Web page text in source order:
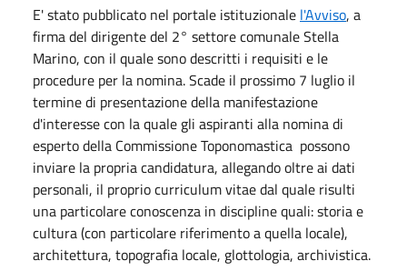
E' stato pubblicato nel portale istituzionale l'Avviso, a
firma del dirigente del 2° settore comunale Stella
Marino, con il quale sono descritti i requisiti e le
procedure per la nomina. Scade il prossimo 7 luglio il
termine di presentazione della manifestazione
d'interesse con la quale gli aspiranti alla nomina di
esperto della Commissione Toponomastica possono
inviare la propria candidatura, allegando oltre ai dati
personali, il proprio curriculum vitae dal quale risulti
una particolare conoscenza in discipline quali: storia e
cultura (con particolare riferimento a quella locale),
architettura, topografia locale, glottologia, archivistica.